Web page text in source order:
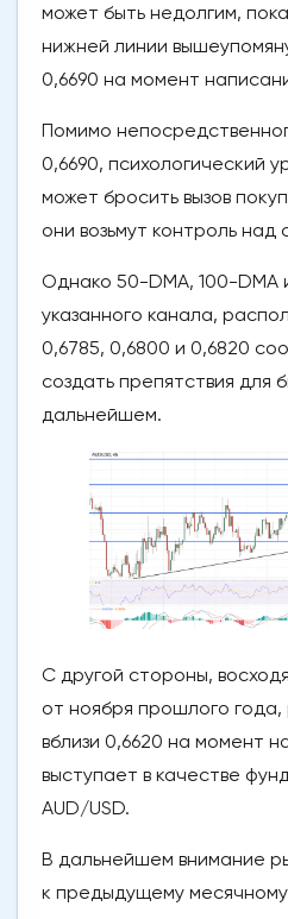
может быть недолгим,
нижней линии
0,6690 на момент
Помимо
0,6690, психологический
может бросить вызов
они возьмут контроль над
Однако 50-DMA, 100-DMA
указанного канала,
0,6785, 0,6800 и 0,6820
создать препятствия для
дальнейшем.
С другой стороны,
от ноября прошлого
вблизи 0,6620 на момент
выступает в качестве
AUD/USD.
В дальнейшем внимание
к предыдущему